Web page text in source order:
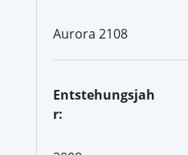
Aurora 2108
Entstehungsjah
r: